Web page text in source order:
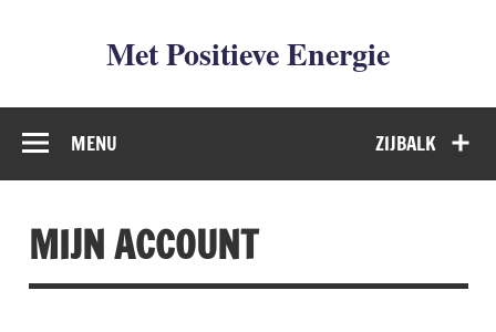
Met Positieve Energie
De weg naar Positief Leven
ZIJBALK
MENU
MIJN ACCOUNT